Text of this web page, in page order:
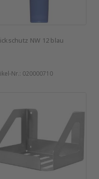
NW 12 blau
Nr.: 020000710